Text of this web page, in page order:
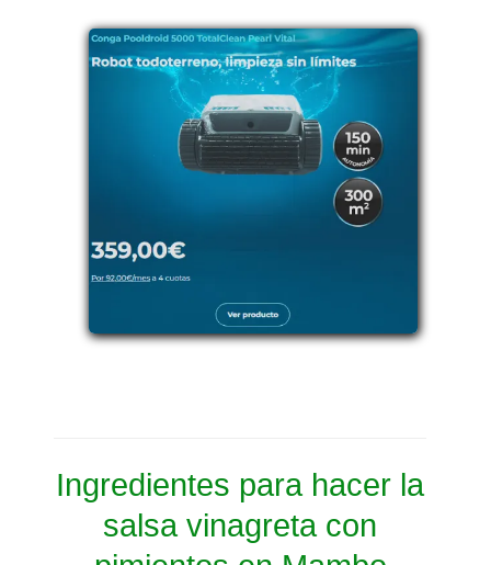
Ingredientes para hacer la
salsa vinagreta con